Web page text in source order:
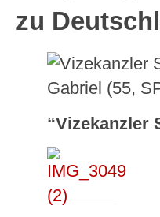
zu
“Vizekanzler